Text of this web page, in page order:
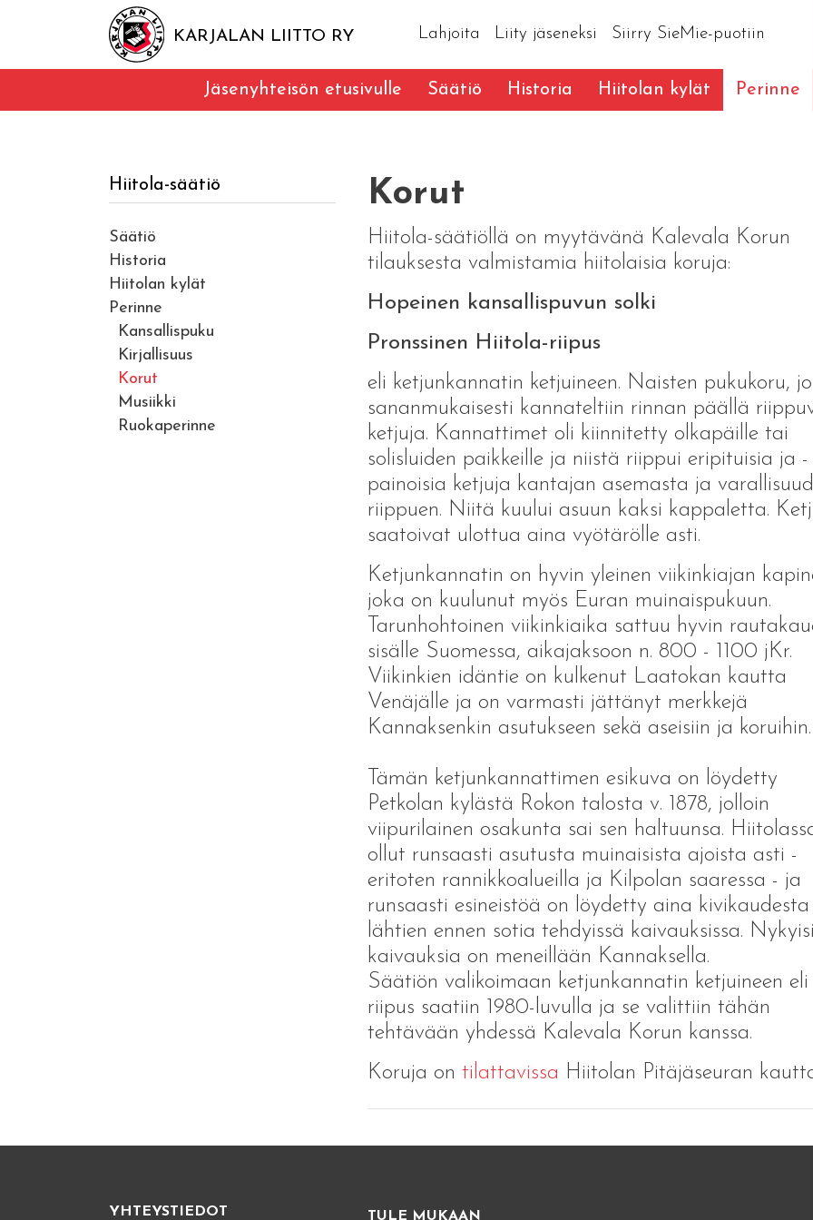
KARJALAN LIITTO RY Lahjoita Liity jäseneksi Siirry SieMie-puotiin
Jäsenyhteisön etusivulle Säätiö Historia Hiitolan kylät Perinne
Hiitola-säätiö
Säätiö
Historia
Hiitolan kylät
Perinne
Kansallispuku
Kirjallisuus
Korut
Musiikki
Ruokaperinne
Korut
Hiitola-säätiöllä on myytävänä Kalevala Korun
tilauksesta valmistamia hiitolaisia koruja:
Hopeinen kansallispuvun solki
Pronssinen Hiitola-riipus
eli ketjunkannatin ketjuineen. Naisten pukukoru,
sananmukaisesti kannateltiin rinnan päällä
ketjuja. Kannattimet oli kiinnitetty olkapäille tai
solisluiden paikkeille ja niistä riippui eripituisia ja -
painoisia ketjuja kantajan asemasta ja
riippuen. Niitä kuului asuun kaksi kappaletta.
saatoivat ulottua aina vyötärölle asti.
Ketjunkannatin on hyvin yleinen viikinkiajan
joka on kuulunut myös Euran muinaispukuun.
Tarunhohtoinen viikinkiaika sattuu hyvin
sisälle Suomessa, aikajaksoon n. 800 - 1100 jKr.
Viikinkien idäntie on kulkenut Laatokan kautta
Venäjälle ja on varmasti jättänyt merkkejä
Kannaksenkin asutukseen sekä aseisiin ja koruihin.
Tämän ketjunkannattimen esikuva on löydetty
Petkolan kylästä Rokon talosta v. 1878, jolloin
viipurilainen osakunta sai sen haltuunsa.
ollut runsaasti asutusta muinaisista ajoista asti -
eritoten rannikkoalueilla ja Kilpolan saaressa - ja
runsaasti esineistöä on löydetty aina kivikaudesta
lähtien ennen sotia tehdyissä kaivauksissa.
kaivauksia on meneillään Kannaksella.
Säätiön valikoimaan ketjunkannatin ketjuineen eli
riipus saatiin 1980-luvulla ja se valittiin tähän
tehtävään yhdessä Kalevala Korun kanssa.
Koruja on tilattavissa Hiitolan Pitäjäseuran
YHTEYSTIEDOT TULE MUKAAN